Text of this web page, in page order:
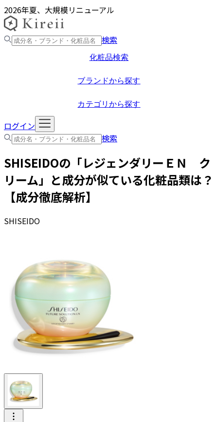
2026年夏、大規模リニューアル
検索
化粧品検索
ブランドから探す
カテゴリから探す
ログイン
検索
SHISEIDOの「レジェンダリーＥＮ ク
リーム 」と成分が似ている化粧品類は？
【成分徹底解析】
SHISEIDO